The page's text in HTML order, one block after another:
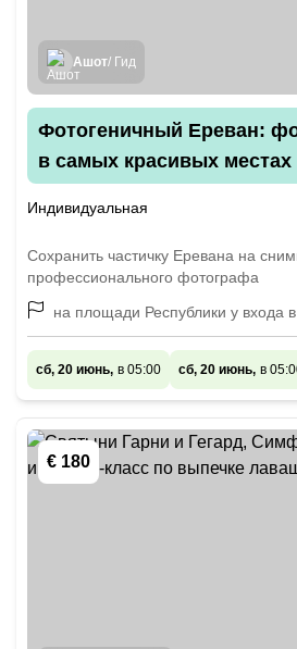
Ашот/ Гид
Фотогеничный Ереван:
в самых красивых местах
Индивидуальная
Сохранить частичку Еревана на
профессионального фотографа
на площади Республики у входа
сб, 20 июнь, в 05:00 сб, 20 июнь, в
€ 180